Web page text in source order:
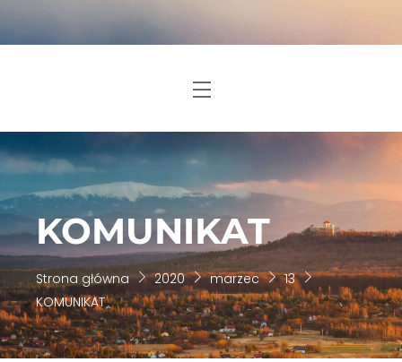
Menu
KOMUNIKAT
Strona główna 2020 marzec
13
KOMUNIKAT